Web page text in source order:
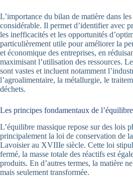
L’importance du bilan de matière dans
considérable. Il permet d’identifier avec
les inefficacités et les opportunités
particulièrement utile pour améliorer la
et économique des entreprises, en
maximisant l’utilisation des ressources.
sont vastes et incluent notamment
l’agroalimentaire, la métallurgie, le
déchets.
Les principes fondamentaux de
L’équilibre massique repose sur des lois
principalement la loi de conservation de
Lavoisier au XVIIIe siècle. Cette loi
fermé, la masse totale des réactifs est
produits. En d’autres termes, la matière
mais seulement transformée.